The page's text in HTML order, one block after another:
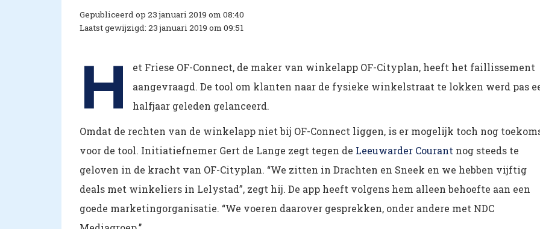
Gepubliceerd op 23 januari 2019 om 08:40
Laatst gewijzigd: 23 januari 2019 om 09:51
H
et Friese OF-Connect, de maker van winkelapp OF-Cityplan, heeft het faillissement
aangevraagd. De tool om klanten naar de fysieke winkelstraat te lokken werd pas
halfjaar geleden gelanceerd.
Omdat de rechten van de winkelapp niet bij OF-Connect liggen, is er mogelijk toch nog
voor de tool. Initiatiefnemer Gert de Lange zegt tegen de Leeuwarder Courant nog steeds te
geloven in de kracht van OF-Cityplan. “We zitten in Drachten en Sneek en we hebben vijftig
deals met winkeliers in Lelystad”, zegt hij. De app heeft volgens hem alleen behoefte aan een
goede marketingorganisatie. “We voeren daarover gesprekken, onder andere met NDC